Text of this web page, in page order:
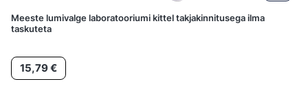
Meeste lumivalge laboratooriumi kittel takjakinnitusega ilma
taskuteta
Hind15,79 €